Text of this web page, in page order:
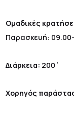
Ομαδικές
Παρασκευή:
Διάρκεια: 200΄
Χορηγός